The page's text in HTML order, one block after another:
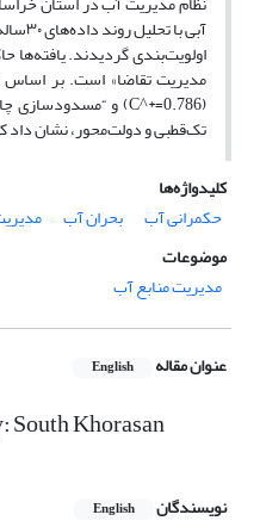
اولویت‌بندی گردیدند. یافته‌ها
تک‌قطبی و دولت‌محور، نشان داد
کلیدواژه‌ها
حکمرانی آب
بحران آب
موضوعات
مدیریت منابع آب
عنوان مقاله English
South Khorasan
نویسندگان English